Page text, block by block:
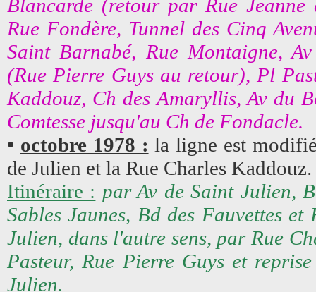
Blancarde (retour par Rue
Rue Fondère, Tunnel des Cinq
Saint Barnabé, Rue Montaigne,
(Rue Pierre Guys au retour), Pl
Kaddouz, Ch des Amaryllis, Av du
Comtesse jusqu'au Ch de Fondacle.
• octobre 1978 : la ligne est
de Julien et la Rue Charles Kaddouz.
Itinéraire : par Av de Saint Julien,
Sables Jaunes, Bd des Fauvettes
Julien, dans l'autre sens, par Rue
Pasteur, Rue Pierre Guys et
Julien.